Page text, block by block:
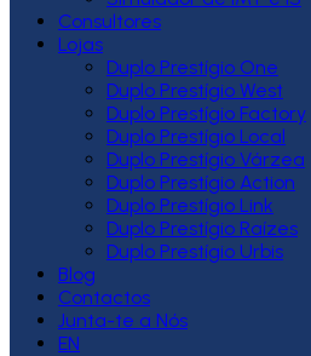
Consultores
Lojas
Duplo Prestígio One
Duplo Prestígio West
Duplo Prestígio Factory
Duplo Prestígio Local
Duplo Prestígio Várzea
Duplo Prestígio Action
Duplo Prestígio Link
Duplo Prestígio Raízes
Duplo Prestígio Urbis
Blog
Contactos
Junta-te a Nós
EN